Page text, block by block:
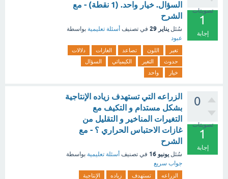
تصويتات
1
إجابة
السؤال. خيار واحد. (1 نقطة) - مع
الشرح
سُئل يناير 29 في تصنيف أسئلة تعليمية بواسطة
عبود
تغير اللون تصاعد الغازات
دلالات
حدوث
التغير الكيميائي
السؤال
خيار
واحد
0
تصويتات
1
إجابة
الزراعه التي تستهدف زياده الإنتاجية
بشكل مستدام و التكيف مع
التغيرات المناخير و التقليل من
غازات الاحتباس الحراري ؟ - مع
الشرح
سُئل يونيو 16 في تصنيف أسئلة تعليمية بواسطة
جواب سريع
الزراعه تستهدف زياده
الإنتاجية